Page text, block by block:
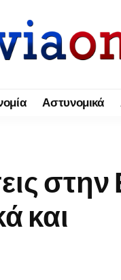
Αστυνομικά
στην
και